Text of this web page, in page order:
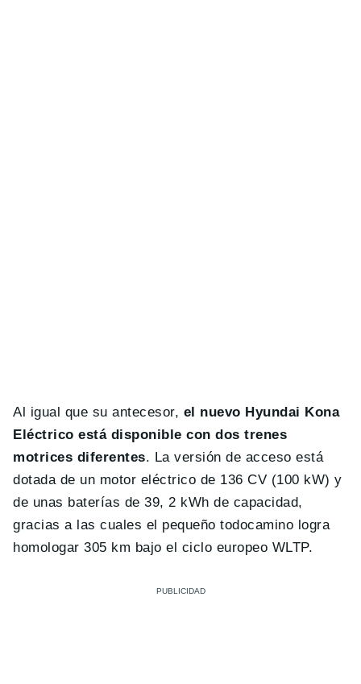
Al igual que su antecesor, el nuevo Hyundai Kona
Eléctrico está disponible con dos trenes
motrices diferentes. La versión de acceso está
dotada de un motor eléctrico de 136 CV (100 kW) y
de unas baterías de 39, 2 kWh de capacidad,
gracias a las cuales el pequeño todocamino logra
homologar 305 km bajo el ciclo europeo WLTP.